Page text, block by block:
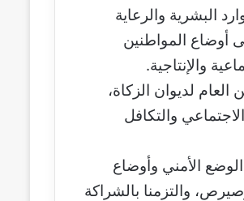
الــ(100) يوم لوزارة الموارد البشرية والرعاية
أوضاع المواطنين
والإنتاجية.
لديوان الزكاة،
والتكافل
الوضع الأمني وأوضاع
والتزمنا بالشراكة